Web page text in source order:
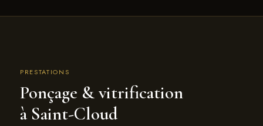
PRESTATIONS
Ponçage & vitrification
à Saint-Cloud